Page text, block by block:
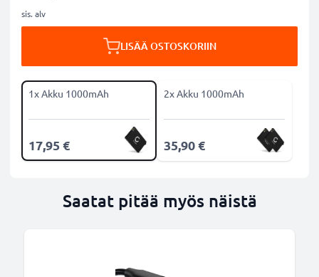
sis. alv
LISÄÄ OSTOSKORIIN
1x Akku 1000mAh
17,95 €
2x Akku 1000mAh
35,90 €
Saatat pitää myös näistä